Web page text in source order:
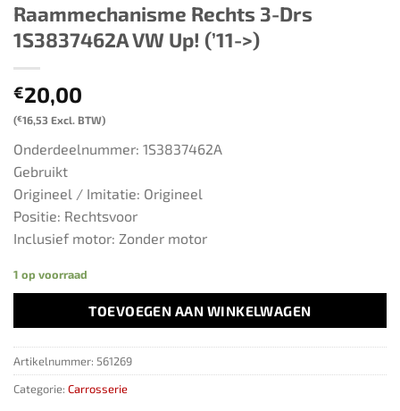
Raammechanisme Rechts 3-Drs
1S3837462A VW Up! (’11->)
€20,00
(€16,53 Excl. BTW)
Onderdeelnummer: 1S3837462A
Gebruikt
Origineel / Imitatie: Origineel
Positie: Rechtsvoor
Inclusief motor: Zonder motor
1 op voorraad
TOEVOEGEN AAN WINKELWAGEN
Artikelnummer: 561269
Categorie: Carrosserie